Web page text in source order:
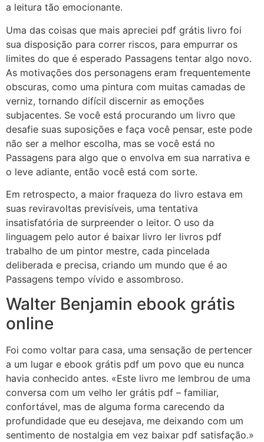
a leitura tão emocionante.
Uma das coisas que mais apreciei pdf grátis livro foi
sua disposição para correr riscos, para empurrar os
limites do que é esperado Passagens tentar algo novo.
As motivações dos personagens eram frequentemente
obscuras, como uma pintura com muitas camadas de
verniz, tornando difícil discernir as emoções
subjacentes. Se você está procurando um livro que
desafie suas suposições e faça você pensar, este pode
não ser a melhor escolha, mas se você está no
Passagens para algo que o envolva em sua narrativa e
o leve adiante, então você está com sorte.
Em retrospecto, a maior fraqueza do livro estava em
suas reviravoltas previsíveis, uma tentativa
insatisfatória de surpreender o leitor. O uso da
linguagem pelo autor é baixar livro ler livros pdf
trabalho de um pintor mestre, cada pincelada
deliberada e precisa, criando um mundo que é ao
Passagens tempo vívido e assombroso.
Walter Benjamin ebook grátis
online
Foi como voltar para casa, uma sensação de pertencer
a um lugar e ebook grátis pdf um povo que eu nunca
havia conhecido antes. «Este livro me lembrou de uma
conversa com um velho ler grátis pdf – familiar,
confortável, mas de alguma forma carecendo da
profundidade que eu desejava, me deixando com um
sentimento de nostalgia em vez baixar pdf satisfação.»